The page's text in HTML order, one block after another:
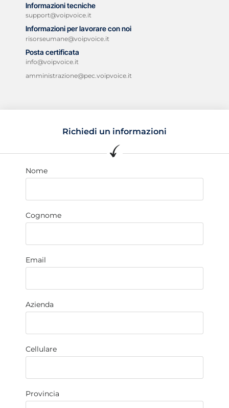
Informazioni tecniche
support@voipvoice.it
Informazioni per lavorare con noi
risorseumane@voipvoice.it
Posta certificata
info@voipvoice.it
amministrazione@pec.voipvoice.it
Richiedi un informazioni
Nome
Cognome
Email
Azienda
Cellulare
Provincia